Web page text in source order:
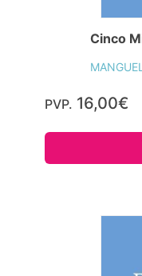
Cinco
PVP. 16,00€